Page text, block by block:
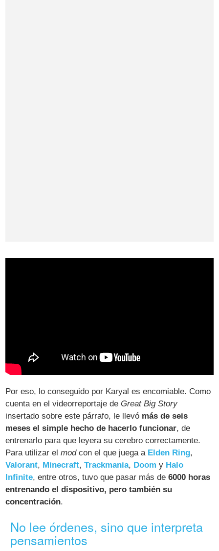
Por eso, lo conseguido por Karyal es encomiable. Como
cuenta en el videorreportaje deGreat Big Story
insertado sobre este párrafo, le llevó más de seis
meses el simple hecho de hacerlo funcionar, de
entrenarlo para que leyera su cerebro correctamente.
Para utilizar elmodcon el que juega a Elden Ring,
Valorant, Minecraft,Trackmania, Doom y Halo
Infinite, entre otros, tuvo que pasar más de6000 horas
entrenando el dispositivo, pero también su
concentración.
No lee órdenes, sino que interpreta
pensamientos